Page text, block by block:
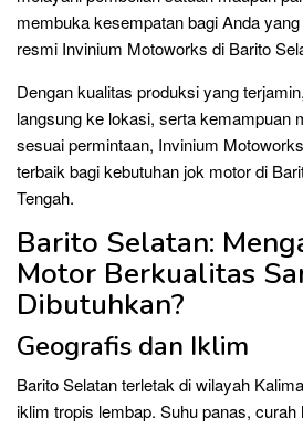
membuka kesempatan bagi Anda
resmi Invinium Motoworks di Barito
Dengan kualitas produksi yang
langsung ke lokasi, serta kemampuan
sesuai permintaan, Invinium
terbaik bagi kebutuhan jok motor di
Tengah.
Barito Selatan:
Motor Berkualitas
Dibutuhkan?
Geografis dan Iklim
Barito Selatan terletak di wilayah
iklim tropis lembap. Suhu panas, curah